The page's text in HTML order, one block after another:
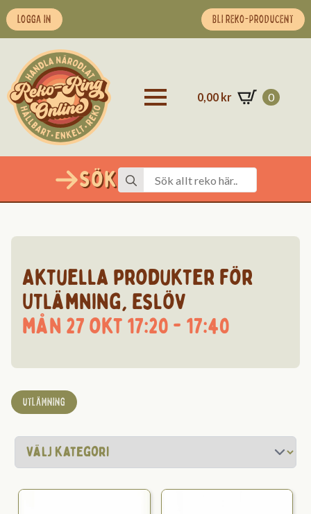
LOGGA IN BLI REKO-PRODUCENT
0,00 kr 0
Sök Search
for:
Aktuella produkter för
Utlämning, Eslöv
mån 27 okt 17:20 - 17:40
UTLÄMNING